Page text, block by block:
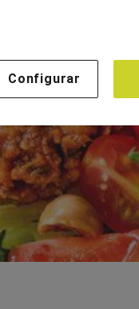
Configurar